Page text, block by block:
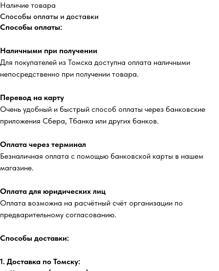
Наличие товара
Способы оплаты и доставки
Способы оплаты:
Наличными при получении
Для покупателей из Томска доступна оплата наличными
непосредственно при получении товара.
Перевод на карту
Очень удобный и быстрый способ оплаты через банковские
приложения Сбера, Тбанка или других банков.
Оплата через терминал
Безналичная оплата с помощью банковской карты в нашем
магазине.
Оплата для юридических лиц
Оплата возможна на расчётный счёт организации по
предварительному согласованию.
Способы доставки:
1. Доставка по Томску: